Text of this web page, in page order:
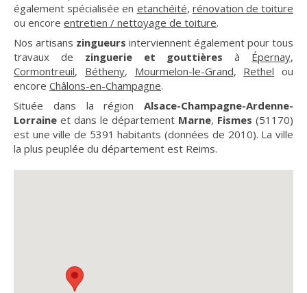
également spécialisée en etanchéité, rénovation de toiture
ou encore entretien / nettoyage de toiture.
Nos artisans zingueurs interviennent également pour tous
travaux de zinguerie et gouttières à Épernay,
Cormontreuil, Bétheny, Mourmelon-le-Grand, Rethel ou
encore Châlons-en-Champagne.
Située dans la région Alsace-Champagne-Ardenne-
Lorraine et dans le département Marne, Fismes (51170)
est une ville de 5391 habitants (données de 2010). La ville
la plus peuplée du département est Reims.